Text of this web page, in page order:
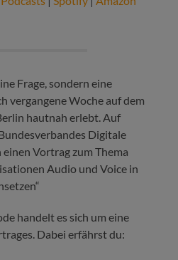
Frage, sondern eine
vergangene Woche auf dem
hautnah erlebt. Auf
Digitale
Vortrag zum Thema
Audio und Voice in
handelt es sich um eine
Dabei erfährst du: